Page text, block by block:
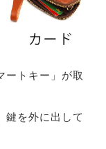
ートキー」が取
鍵を外に出して